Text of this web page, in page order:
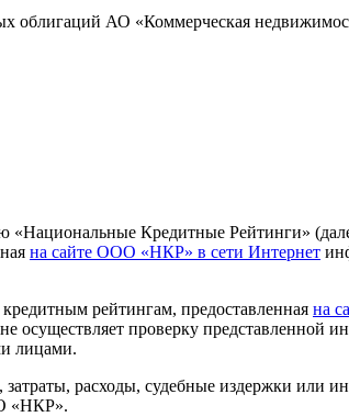
облигаций АО «Коммерческая
«Национальные Кредитные Рейтинги»
на сайте ООО «НКР» в сети Интернет
рейтингам, предоставленная на
проверку представленной
лицами.
расходы, судебные издержки или
«НКР».